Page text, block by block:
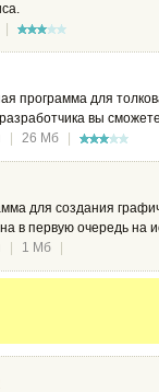
программа для
вы
26 Мб
для создания
в первую очередь на
1 Мб